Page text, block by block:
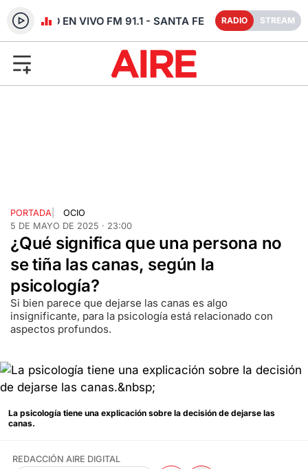
RADIO EN VIVO FM 91.1 - SANTA FE RADIO STREAM
PORTADA
OCIO
5 DE MAYO DE 2025 · 23:00
¿Qué significa que una persona no
se tiña las canas, según la
psicología?
Si bien parece que dejarse las canas es algo
insignificante, para la psicología está relacionado con
aspectos profundos.
La psicología tiene una explicación sobre la decisión de dejarse las
canas.
REDACCIÓN AIRE DIGITAL